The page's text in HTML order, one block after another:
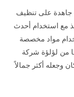
جاهدة على تنظيف
مع استخدام أحدث
مواد مخصصة
من لؤلؤة شركة
وجعله أكثر جمالاً